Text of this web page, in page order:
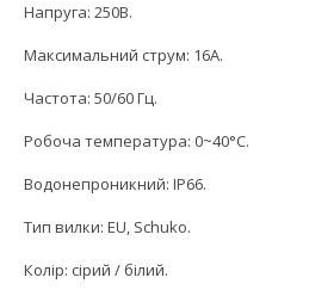
Напруга: 250В.
Максимальний струм: 16А.
Частота: 50/60 Гц.
Робоча температура: 0~40°C.
Водонепроникний: IP66.
Тип вилки: EU, Schuko.
Колір: сірий / білий.